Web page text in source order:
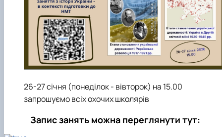
26-27 січня (понеділок - вівторок) на 15.00
запрошуємо всіх охочих школярів
Запис занять можна переглянути тут: